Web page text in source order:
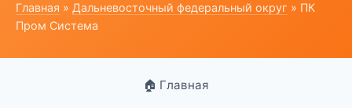
Главная » Дальневосточный федеральный округ » ПК
Пром Система
🏠 Главная